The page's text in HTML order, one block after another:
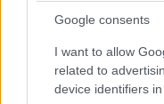
Google consents
I want to allow
related to
device identifiers in